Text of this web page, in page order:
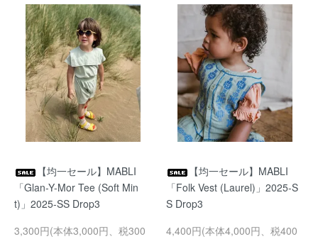
【均一セール】MABLI
「Glan-Y-Mor Tee (Soft Min
t)」2025-SS Drop3
3,300円(本体3,000円、税300
【均一セール】MABLI
「Folk Vest (Laurel)」2025-S
S Drop3
4,400円(本体4,000円、税400